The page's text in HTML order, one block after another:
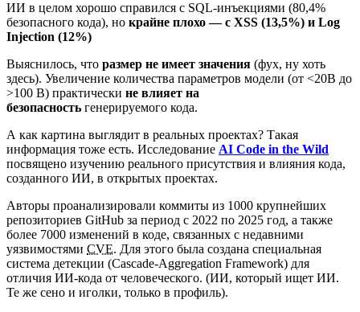
ИИ в целом хорошо справился с SQL-инъекциями (80,4%
безопасного кода), но крайне плохо — с XSS (13,5%) и Log
Injection (12%)
Выяснилось, что размер не имеет значения (фух, ну хоть
здесь). Увеличение количества параметров модели (от <20B до
>100 B) практически не влияет на
безопасность генерируемого кода.
А как картина выглядит в реальных проектах? Такая
информация тоже есть. Исследование AI Code in the Wild
посвящено изучению реального присутствия и влияния кода,
созданного ИИ, в открытых проектах.
Авторы проанализировали коммиты из 1000 крупнейших
репозиториев GitHub за период с 2022 по 2025 год, а также
более 7000 изменений в коде, связанных с недавними
уязвимостями CVE. Для этого была создана специальная
система детекции (Cascade-Aggregation Framework) для
отличия ИИ-кода от человеческого. (ИИ, который ищет ИИ.
Те же сено и иголки, только в профиль).